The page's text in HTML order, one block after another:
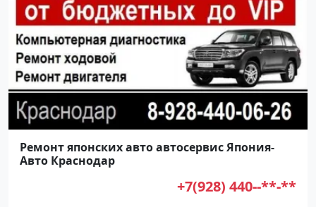
Ремонт японских авто автосервис Япония-
Авто Краснодар
+7(928) 440--**-**